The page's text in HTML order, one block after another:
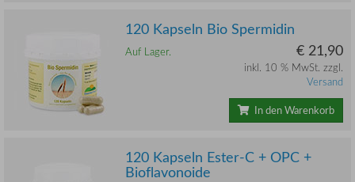
120 Kapseln Bio Spermidin
Auf Lager. € 21,90
inkl. 10 % MwSt. zzgl.
Versand
In den Warenkorb
120 Kapseln Ester-C + OPC +
Bioflavonoide